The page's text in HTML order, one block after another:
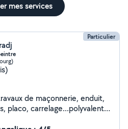
mes services
Particulier
de maçonnerie, enduit,
placo, carrelage...polyvalent